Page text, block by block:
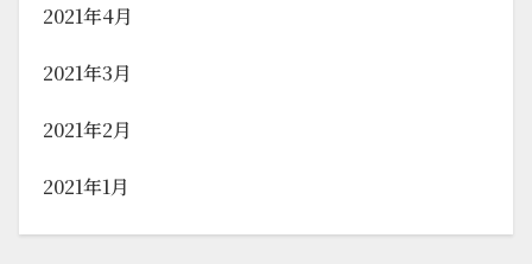
2021年4月
2021年3月
2021年2月
2021年1月